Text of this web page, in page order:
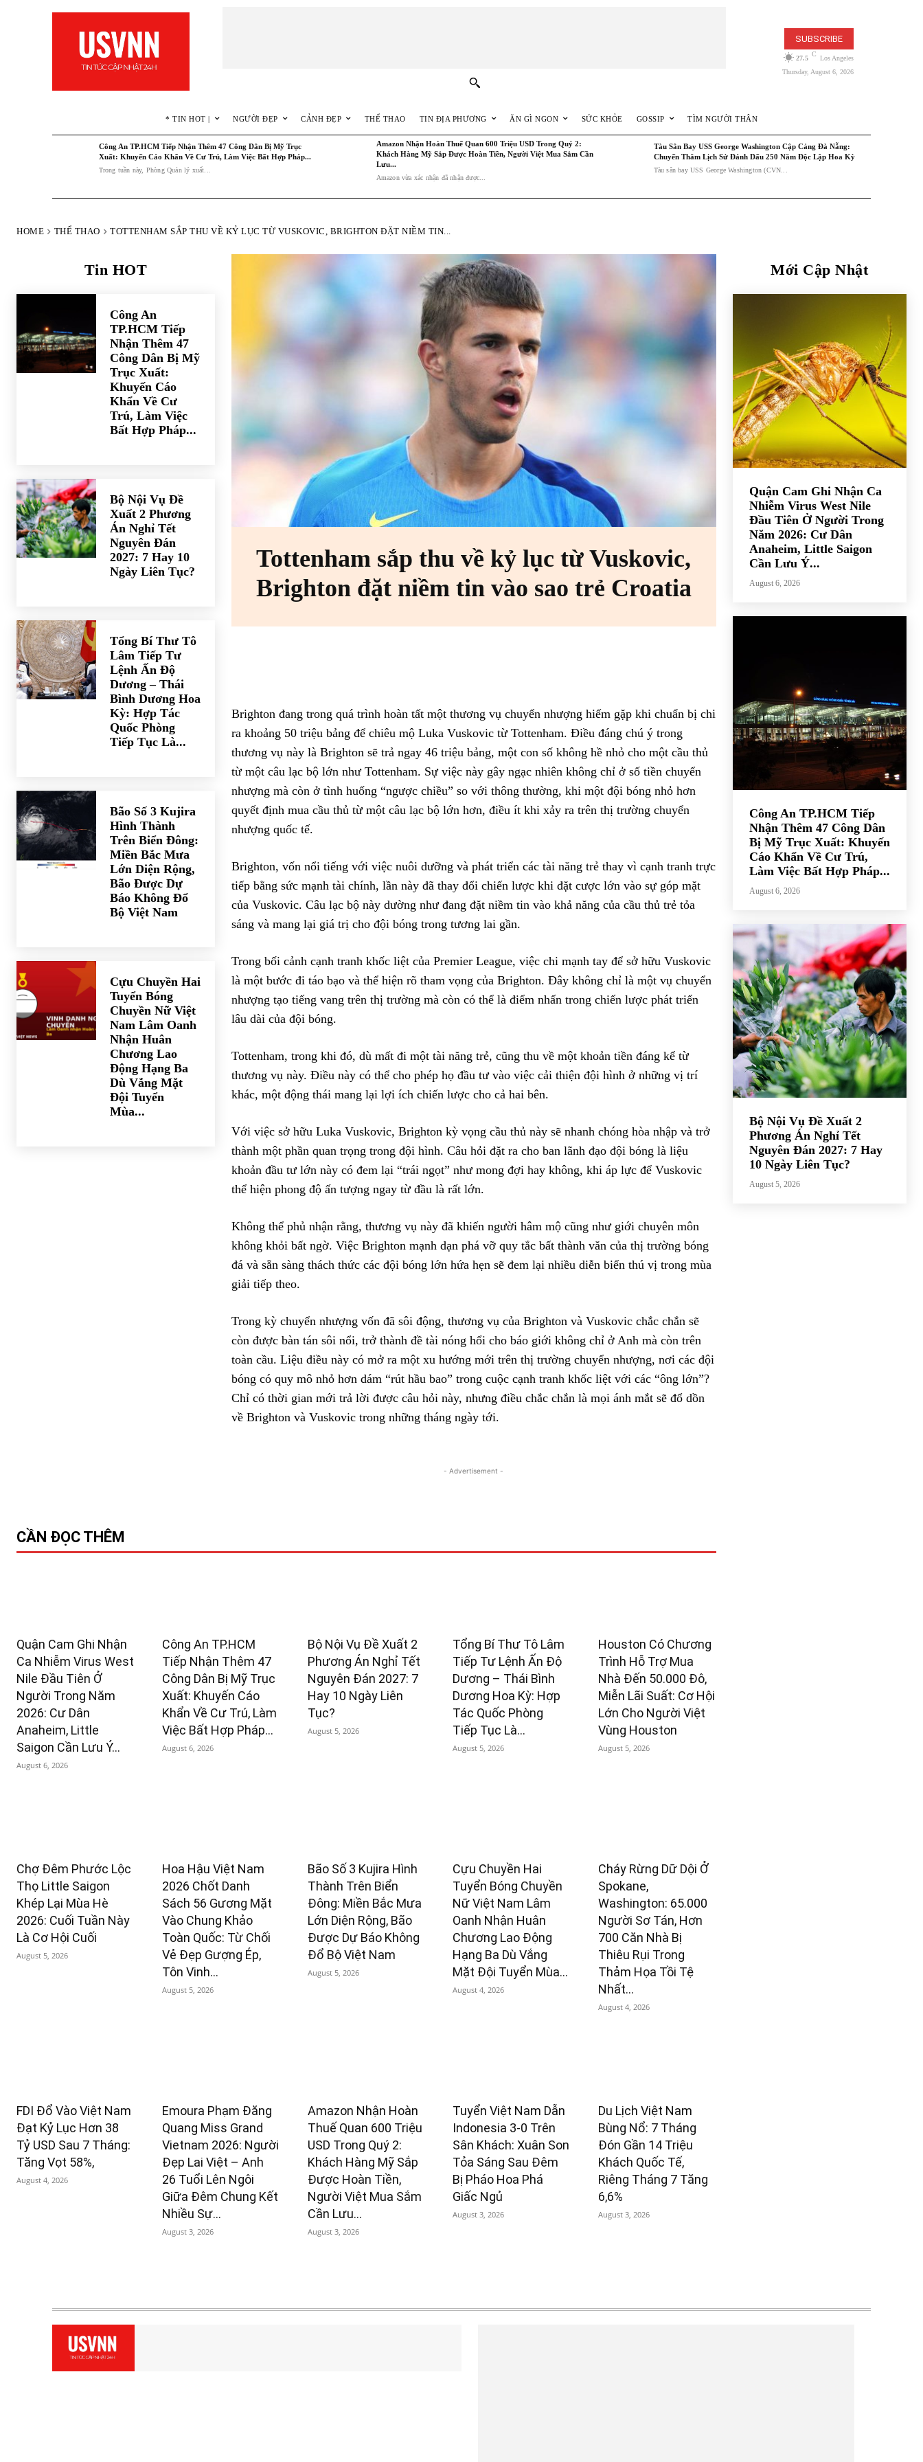
SUBSCRIBE
27.5
C
Los Angeles
Thursday, August 6, 2026
* TIN HOT | NGƯỜI ĐẸP CẢNH ĐẸP THỂ THAO TIN ĐỊA PHƯƠNG ĂN GÌ NGON SỨC KHỎE GOSSIP TÌM NGƯỜI THÂN
Công An TP.HCM Tiếp Nhận Thêm 47 Công Dân Bị Mỹ Trục
Xuất: Khuyến Cáo Khẩn Về Cư Trú, Làm Việc Bất Hợp Pháp...
Trong tuần này, Phòng Quản lý xuất...
Amazon Nhận Hoàn Thuế Quan 600 Triệu USD Trong Quý 2:
Khách Hàng Mỹ Sắp Được Hoàn Tiền, Người Việt Mua Sắm Cần
Lưu...
Amazon vừa xác nhận đã nhận được...
Tàu Sân Bay USS George Washington Cập Cảng Đà Nẵng:
Chuyến Thăm Lịch Sử Đánh Dấu 250 Năm Độc Lập Hoa Kỳ
Tàu sân bay USS George Washington (CVN...
HOME THỂ THAO TOTTENHAM SẮP THU VỀ KỶ LỤC TỪ VUSKOVIC, BRIGHTON ĐẶT NIỀM TIN...
Tin HOT
Công An
TP.HCM Tiếp
Nhận Thêm 47
Công Dân Bị Mỹ
Trục Xuất:
Khuyến Cáo
Khẩn Về Cư
Trú, Làm Việc
Bất Hợp Pháp...
Bộ Nội Vụ Đề
Xuất 2 Phương
Án Nghỉ Tết
Nguyên Đán
2027: 7 Hay 10
Ngày Liên Tục?
Tổng Bí Thư Tô
Lâm Tiếp Tư
Lệnh Ấn Độ
Dương – Thái
Bình Dương Hoa
Kỳ: Hợp Tác
Quốc Phòng
Tiếp Tục Là...
Bão Số 3 Kujira
Hình Thành
Trên Biển Đông:
Miền Bắc Mưa
Lớn Diện Rộng,
Bão Được Dự
Báo Không Đổ
Bộ Việt Nam
Cựu Chuyền Hai
Tuyển Bóng
Chuyền Nữ Việt
Nam Lâm Oanh
Nhận Huân
Chương Lao
Động Hạng Ba
Dù Vắng Mặt
Đội Tuyển
Mùa...
Tottenham sắp thu về kỷ lục từ Vuskovic,
Brighton đặt niềm tin vào sao trẻ Croatia
Brighton đang trong quá trình hoàn tất một thương vụ chuyển nhượng hiếm gặp khi chuẩn bị chi
ra khoảng 50 triệu bảng để chiêu mộ Luka Vuskovic từ Tottenham. Điều đáng chú ý trong
thương vụ này là Brighton sẽ trả ngay 46 triệu bảng, một con số không hề nhỏ cho một cầu thủ
từ một câu lạc bộ lớn như Tottenham. Sự việc này gây ngạc nhiên không chỉ ở số tiền chuyển
nhượng mà còn ở tình huống “ngược chiều” so với thông thường, khi một đội bóng nhỏ hơn
quyết định mua cầu thủ từ một câu lạc bộ lớn hơn, điều ít khi xảy ra trên thị trường chuyển
nhượng quốc tế.
Brighton, vốn nổi tiếng với việc nuôi dưỡng và phát triển các tài năng trẻ thay vì cạnh tranh trực
tiếp bằng sức mạnh tài chính, lần này đã thay đổi chiến lược khi đặt cược lớn vào sự góp mặt
của Vuskovic. Câu lạc bộ này dường như đang đặt niềm tin vào khả năng của cầu thủ trẻ tỏa
sáng và mang lại giá trị cho đội bóng trong tương lai gần.
Trong bối cảnh cạnh tranh khốc liệt của Premier League, việc chi mạnh tay để sở hữu Vuskovic
là một bước đi táo bạo và thể hiện rõ tham vọng của Brighton. Đây không chỉ là một vụ chuyển
nhượng tạo tiếng vang trên thị trường mà còn có thể là điểm nhấn trong chiến lược phát triển
lâu dài của đội bóng.
Tottenham, trong khi đó, dù mất đi một tài năng trẻ, cũng thu về một khoản tiền đáng kể từ
thương vụ này. Điều này có thể cho phép họ đầu tư vào việc cải thiện đội hình ở những vị trí
khác, một động thái mang lại lợi ích chiến lược cho cả hai bên.
Với việc sở hữu Luka Vuskovic, Brighton kỳ vọng cầu thủ này sẽ nhanh chóng hòa nhập và trở
thành một phần quan trọng trong đội hình. Câu hỏi đặt ra cho ban lãnh đạo đội bóng là liệu
khoản đầu tư lớn này có đem lại “trái ngọt” như mong đợi hay không, khi áp lực để Vuskovic
thể hiện phong độ ấn tượng ngay từ đầu là rất lớn.
Không thể phủ nhận rằng, thương vụ này đã khiến người hâm mộ cũng như giới chuyên môn
không khỏi bất ngờ. Việc Brighton mạnh dạn phá vỡ quy tắc bất thành văn của thị trường bóng
đá và sẵn sàng thách thức các đội bóng lớn hứa hẹn sẽ đem lại nhiều diễn biến thú vị trong mùa
giải tiếp theo.
Trong kỳ chuyển nhượng vốn đã sôi động, thương vụ của Brighton và Vuskovic chắc chắn sẽ
còn được bàn tán sôi nổi, trở thành đề tài nóng hổi cho báo giới không chỉ ở Anh mà còn trên
toàn cầu. Liệu điều này có mở ra một xu hướng mới trên thị trường chuyển nhượng, nơi các đội
bóng có quy mô nhỏ hơn dám “rút hầu bao” trong cuộc cạnh tranh khốc liệt với các “ông lớn”?
Chỉ có thời gian mới trả lời được câu hỏi này, nhưng điều chắc chắn là mọi ánh mắt sẽ đổ dồn
về Brighton và Vuskovic trong những tháng ngày tới.
- Advertisement -
CẦN ĐỌC THÊM
Quận Cam Ghi Nhận
Ca Nhiễm Virus West
Nile Đầu Tiên Ở
Người Trong Năm
2026: Cư Dân
Anaheim, Little
Saigon Cần Lưu Ý...
August 6, 2026
Công An TP.HCM
Tiếp Nhận Thêm 47
Công Dân Bị Mỹ Trục
Xuất: Khuyến Cáo
Khẩn Về Cư Trú, Làm
Việc Bất Hợp Pháp...
August 6, 2026
Bộ Nội Vụ Đề Xuất 2
Phương Án Nghỉ Tết
Nguyên Đán 2027: 7
Hay 10 Ngày Liên
Tục?
August 5, 2026
Tổng Bí Thư Tô Lâm
Tiếp Tư Lệnh Ấn Độ
Dương – Thái Bình
Dương Hoa Kỳ: Hợp
Tác Quốc Phòng
Tiếp Tục Là...
August 5, 2026
Houston Có Chương
Trình Hỗ Trợ Mua
Nhà Đến 50.000 Đô,
Miễn Lãi Suất: Cơ Hội
Lớn Cho Người Việt
Vùng Houston
August 5, 2026
Chợ Đêm Phước Lộc
Thọ Little Saigon
Khép Lại Mùa Hè
2026: Cuối Tuần Này
Là Cơ Hội Cuối
August 5, 2026
Hoa Hậu Việt Nam
2026 Chốt Danh
Sách 56 Gương Mặt
Vào Chung Khảo
Toàn Quốc: Từ Chối
Vẻ Đẹp Gượng Ép,
Tôn Vinh...
August 5, 2026
Bão Số 3 Kujira Hình
Thành Trên Biển
Đông: Miền Bắc Mưa
Lớn Diện Rộng, Bão
Được Dự Báo Không
Đổ Bộ Việt Nam
August 5, 2026
Cựu Chuyền Hai
Tuyển Bóng Chuyền
Nữ Việt Nam Lâm
Oanh Nhận Huân
Chương Lao Động
Hạng Ba Dù Vắng
Mặt Đội Tuyển Mùa...
August 4, 2026
Cháy Rừng Dữ Dội Ở
Spokane,
Washington: 65.000
Người Sơ Tán, Hơn
700 Căn Nhà Bị
Thiêu Rụi Trong
Thảm Họa Tồi Tệ
Nhất...
August 4, 2026
FDI Đổ Vào Việt Nam
Đạt Kỷ Lục Hơn 38
Tỷ USD Sau 7 Tháng:
Tăng Vọt 58%,
August 4, 2026
Emoura Phạm Đăng
Quang Miss Grand
Vietnam 2026: Người
Đẹp Lai Việt – Anh
26 Tuổi Lên Ngôi
Giữa Đêm Chung Kết
Nhiều Sự...
August 3, 2026
Amazon Nhận Hoàn
Thuế Quan 600 Triệu
USD Trong Quý 2:
Khách Hàng Mỹ Sắp
Được Hoàn Tiền,
Người Việt Mua Sắm
Cần Lưu...
August 3, 2026
Tuyển Việt Nam Dẫn
Indonesia 3-0 Trên
Sân Khách: Xuân Son
Tỏa Sáng Sau Đêm
Bị Pháo Hoa Phá
Giấc Ngủ
August 3, 2026
Du Lịch Việt Nam
Bùng Nổ: 7 Tháng
Đón Gần 14 Triệu
Khách Quốc Tế,
Riêng Tháng 7 Tăng
6,6%
August 3, 2026
Mới Cập Nhật
Quận Cam Ghi Nhận Ca
Nhiễm Virus West Nile
Đầu Tiên Ở Người Trong
Năm 2026: Cư Dân
Anaheim, Little Saigon
Cần Lưu Ý...
August 6, 2026
Công An TP.HCM Tiếp
Nhận Thêm 47 Công Dân
Bị Mỹ Trục Xuất: Khuyến
Cáo Khẩn Về Cư Trú,
Làm Việc Bất Hợp Pháp...
August 6, 2026
Bộ Nội Vụ Đề Xuất 2
Phương Án Nghỉ Tết
Nguyên Đán 2027: 7 Hay
10 Ngày Liên Tục?
August 5, 2026